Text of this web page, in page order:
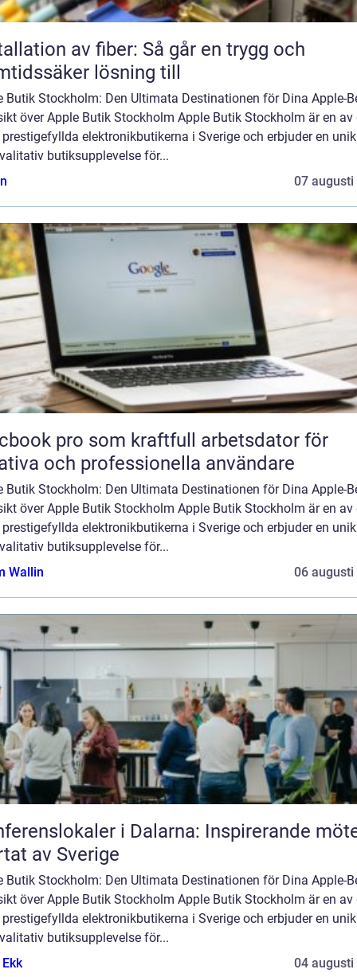
av fiber: Så går en trygg och
lösning till
Butik Stockholm: Den Ultimata Destinationen för Dina Apple-
över Apple Butik Stockholm Apple Butik Stockholm är en av
elektronikbutikerna i Sverige och erbjuder en
butiksupplevelse för...
07 augusti
pro som kraftfull arbetsdator för
och professionella användare
Butik Stockholm: Den Ultimata Destinationen för Dina Apple-
över Apple Butik Stockholm Apple Butik Stockholm är en av
elektronikbutikerna i Sverige och erbjuder en
butiksupplevelse för...
Wallin
06 augusti
i Dalarna: Inspirerande
av Sverige
Butik Stockholm: Den Ultimata Destinationen för Dina Apple-
över Apple Butik Stockholm Apple Butik Stockholm är en av
elektronikbutikerna i Sverige och erbjuder en
butiksupplevelse för...
04 augusti